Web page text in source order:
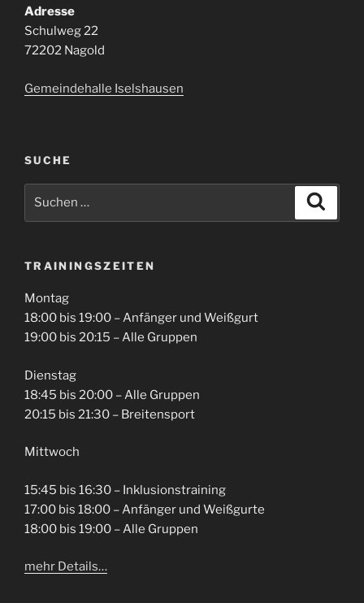
Adresse
Schulweg 22
72202 Nagold
Gemeindehalle Iselshausen
SUCHE
TRAININGSZEITEN
Montag
18:00 bis 19:00 – Anfänger und Weißgurt
19:00 bis 20:15 – Alle Gruppen
Dienstag
18:45 bis 20:00 – Alle Gruppen
20:15 bis 21:30 – Breitensport
Mittwoch
15:45 bis 16:30 – Inklusionstraining
17:00 bis 18:00 – Anfänger und Weißgurte
18:00 bis 19:00 – Alle Gruppen
mehr Details…